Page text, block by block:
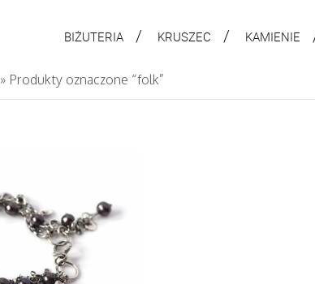
BIŻUTERIA KRUSZEC KAMIENIE
» Produkty oznaczone “folk”